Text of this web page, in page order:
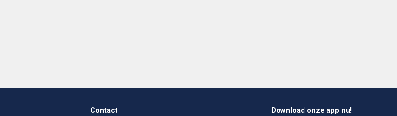
Contact Download onze app nu!